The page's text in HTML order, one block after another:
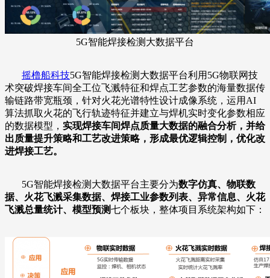
5G智能焊接检测大数据平台
摇橹船科技5G智能焊接检测大数据平台利用5G物联网技
术突破焊接车间全工位飞溅特征和焊点工艺参数的海量数据传
输链路带宽瓶颈，针对火花光谱特性设计成像系统，运用AI
算法抓取火花的飞行轨迹特征并建立与焊机实时变化参数相应
的数据模型， 实现焊接车间焊点质量大数据的融合分析，并给
出质量提升策略和工艺改进策略，形成最优逻辑控制，优化改
进焊接工艺。
5G智能焊接检测大数据平台主要分为数字仿真、物联数
据、火花飞溅采集数据、焊接工业参数列表、异常信息、火花
飞溅总量统计、模型预测七个板块，整体项目系统架构如下：